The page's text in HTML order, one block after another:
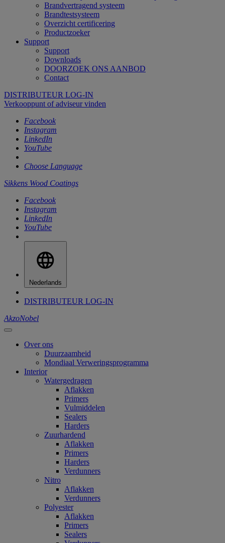
Brandvertragend systeem
Brandtestsysteem
Overzicht certificering
Productzoeker
Support
Support
Downloads
DOORZOEK ONS AANBOD
Contact
DISTRIBUTEUR LOG-IN
Verkooppunt of adviseur vinden
Facebook
Instagram
LinkedIn
YouTube
Choose Language
Sikkens Wood Coatings
Facebook
Instagram
LinkedIn
YouTube
Nederlands
DISTRIBUTEUR LOG-IN
AkzoNobel
Over ons
Duurzaamheid
Mondiaal Verweringsprogramma
Interior
Watergedragen
Aflakken
Primers
Vulmiddelen
Sealers
Harders
Zuurhardend
Aflakken
Primers
Harders
Verdunners
Nitro
Aflakken
Verdunners
Polyester
Aflakken
Primers
Sealers